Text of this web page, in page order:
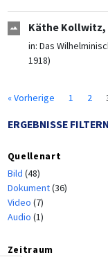
Käthe Kollwitz,
in: Das
1918)
« Vorherige 1 2
ERGEBNISSE FILTERN
Quellenart
Bild (48)
Dokument(36)
Video (7)
Audio (1)
Zeitraum